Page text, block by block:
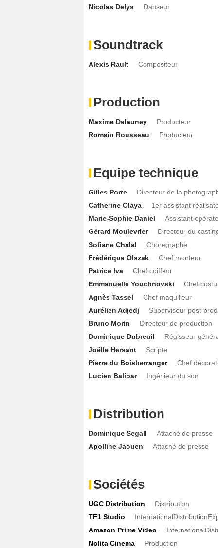
Nicolas Delys
Danseur
Soundtrack
Alexis Rault Compositeur
Production
Maxime Delauney
Producteur
Romain Rousseau
Producteur
Equipe technique
Gilles Porte
Directeur de la
Catherine Olaya
1er assistant
Marie-Sophie Daniel
Assistant
Gérard Moulevrier
Directeur du
Sofiane Chalal
Choregraphe
Frédérique Olszak
Chef monteur
Patrice Iva
Chef coiffeur
Emmanuelle Youchnovski
Chef
Agnès Tassel
Chef maquilleur
Aurélien Adjedj
Superviseur post-
Bruno Morin
Directeur de production
Dominique Dubreuil
Régisseur
Joëlle Hersant
Scripte
Pierre du Boisberranger
Chef
Lucien Balibar
Ingénieur du son
Distribution
Dominique Segall
Attaché de presse
Apolline Jaouen
Attaché de presse
Sociétés
UGC Distribution
Distribution
TF1 Studio
Amazon Prime Video
Nolita Cinema
Production